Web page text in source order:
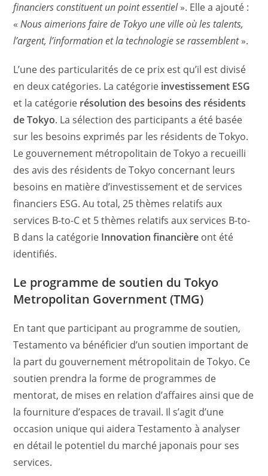
financiers constituent un point essentiel». Elle a ajouté :
«Nous aimerions faire de Tokyo une ville où les talents,
l’argent, l’information et la technologie se rassemblent».
L’une des particularités de ce prix est qu’il est divisé
en deux catégories. La catégorie investissement ESG
et la catégorie résolution des besoins des résidents
de Tokyo. La sélection des participants a été basée
sur les besoins exprimés par les résidents de Tokyo.
Le gouvernement métropolitain de Tokyo a recueilli
des avis des résidents de Tokyo concernant leurs
besoins en matière d’investissement et de services
financiers ESG. Au total, 25 thèmes relatifs aux
services B-to-C et 5 thèmes relatifs aux services B-to-
B dans la catégorie Innovation financière ont été
identifiés.
Le programme de soutien du Tokyo
Metropolitan Government (TMG)
En tant que participant au programme de soutien,
Testamento va bénéficier d’un soutien important de
la part du gouvernement métropolitain de Tokyo. Ce
soutien prendra la forme de programmes de
mentorat, de mises en relation d’affaires ainsi que de
la fourniture d’espaces de travail. Il s’agit d’une
occasion unique qui aidera Testamento à analyser
en détail le potentiel du marché japonais pour ses
services.